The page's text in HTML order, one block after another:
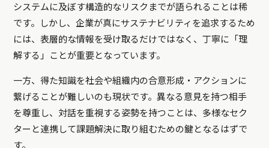
システムに及ぼす構造的なリスクまでが語られることは稀
です。しかし、企業が真にサステナビリティを追求するため
には、表層的な情報を受け取るだけではなく、丁寧に「理
解する」ことが重要となっています。
一方、得た知識を社会や組織内の合意形成・アクションに
繋げることが難しいのも現状です。異なる意見を持つ相手
を尊重し、対話を重視する姿勢を持つことは、多様なセク
ターと連携して課題解決に取り組むための鍵となるはずで
す。